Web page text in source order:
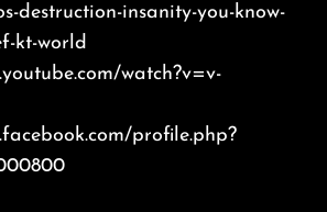
destruction-insanity-you-know-
kt-world
watch?v=v-
profile.php?